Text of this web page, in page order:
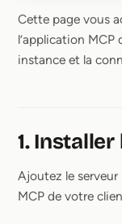
Cette page vous
l’application MCP
instance et la
1.
Ajoutez le serveur
MCP de votre